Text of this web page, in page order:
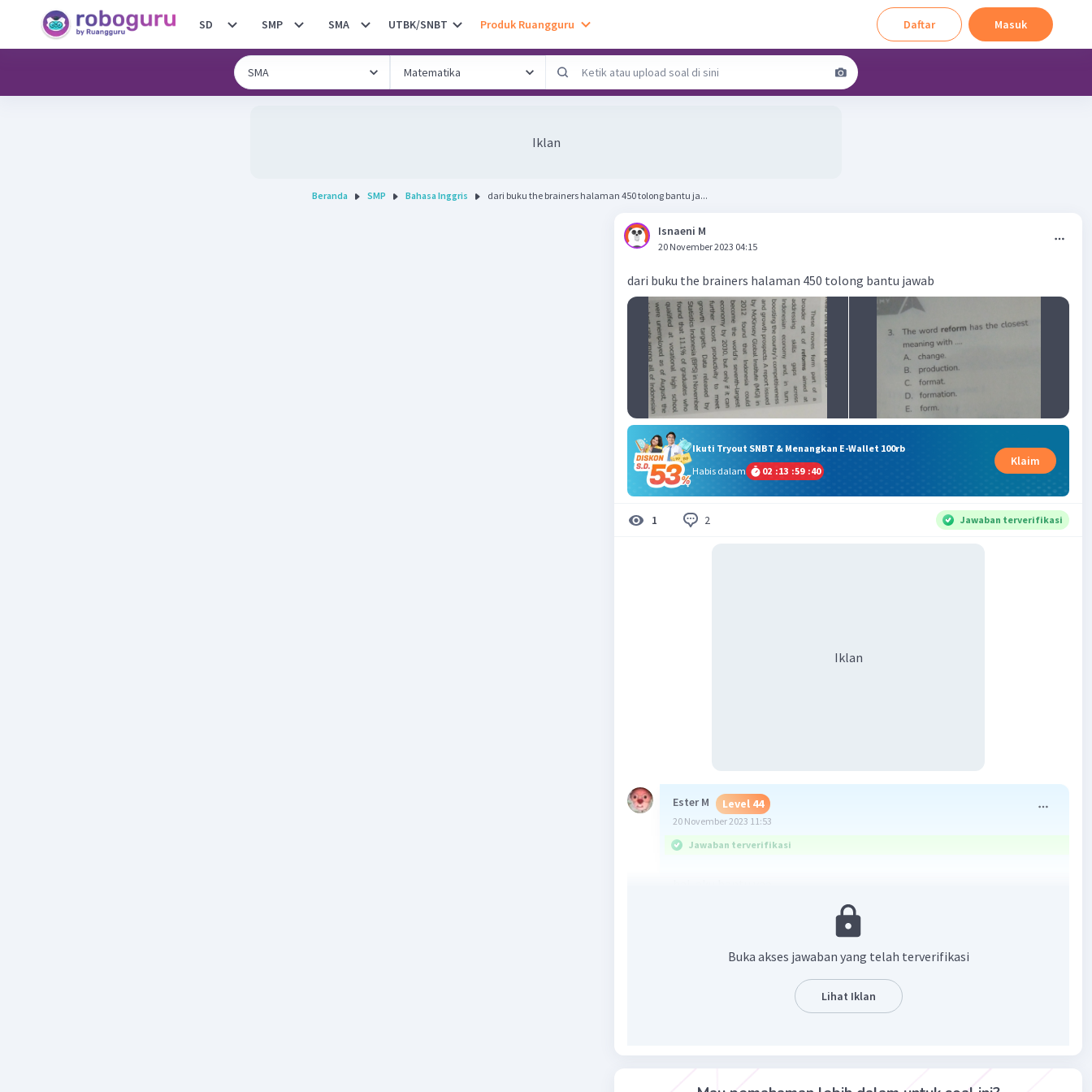
SD SMP SMA UTBK/SNBT Produk Ruangguru Daftar Masuk
Iklan
Beranda SMP Bahasa Inggris dari buku the brainers halaman 450 tolong bantu ja...
Isnaeni M
20 November 2023 04:15
dari buku the brainers halaman 450 tolong bantu jawab
Ikuti Tryout SNBT & Menangkan E-Wallet 100rb
Habis dalam
02 :13 :59 :40
Klaim
1 2 Jawaban terverifikasi
Iklan
Ester M Level 44
20 November 2023 11:53
Jawaban terverifikasi
membentuk kembaliatau yang bisa juga di sebut dengan
jadi berdasarkan artinya, jawabannya adalahA. change
Buka akses jawaban yang telah terverifikasi
Lihat Iklan